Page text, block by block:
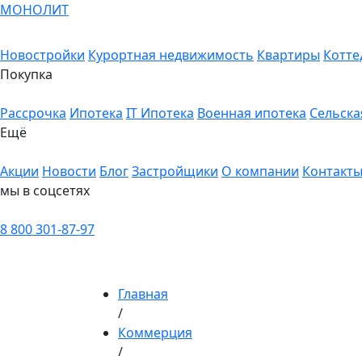
МОНОЛИТ
Новостройки Курортная недвижимость Квартиры
Покупка
Рассрочка Ипотека IT Ипотека Военная ипотека
Ещё
Акции Новости БлогЗастройщики О компании Контакты
мы в соцсетях
8 800 301-87-97
Главная
/
Коммерция
/